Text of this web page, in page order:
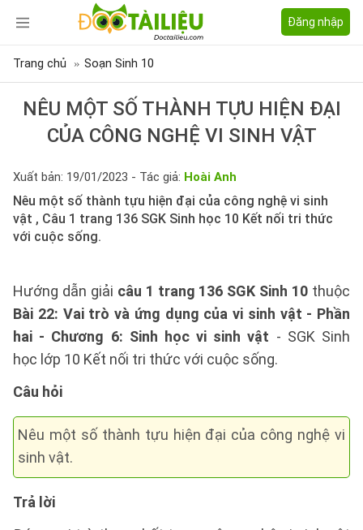
Đăng nhập
Trang chủ Soạn Sinh 10
NÊU MỘT SỐ THÀNH TỰU HIỆN ĐẠI
CỦA CÔNG NGHỆ VI SINH VẬT
Xuất bản: 19/01/2023 - Tác giả: Hoài Anh
Nêu một số thành tựu hiện đại của công nghệ vi sinh
vật , Câu 1 trang 136 SGK Sinh học 10 Kết nối tri thức
với cuộc sống.
Hướng dẫn giải câu 1 trang 136 SGK Sinh 10 thuộc
Bài 22: Vai trò và ứng dụng của vi sinh vật - Phần
hai - Chương 6: Sinh học vi sinh vật - SGK Sinh
học lớp 10 Kết nối tri thức với cuộc sống.
Câu hỏi
Nêu một số thành tựu hiện đại của công nghệ vi
sinh vật.
Trả lời